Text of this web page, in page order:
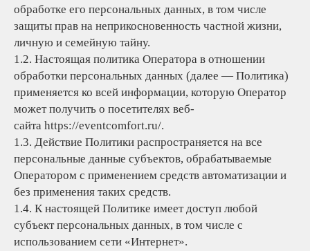
обработке его персональных данных, в том числе
защиты прав на неприкосновенность частной жизни,
личную и семейную тайну.
1.2. Настоящая политика Оператора в отношении
обработки персональных данных (далее — Политика)
применяется ко всей информации, которую Оператор
может получить о посетителях веб-
сайта https://eventcomfort.ru/.
1.3. Действие Политики распространяется на все
персональные данные субъектов, обрабатываемые
Оператором с применением средств автоматизации и
без применения таких средств.
1.4. К настоящей Политике имеет доступ любой
субъект персональных данных, в том числе с
использованием сети «Интернет».